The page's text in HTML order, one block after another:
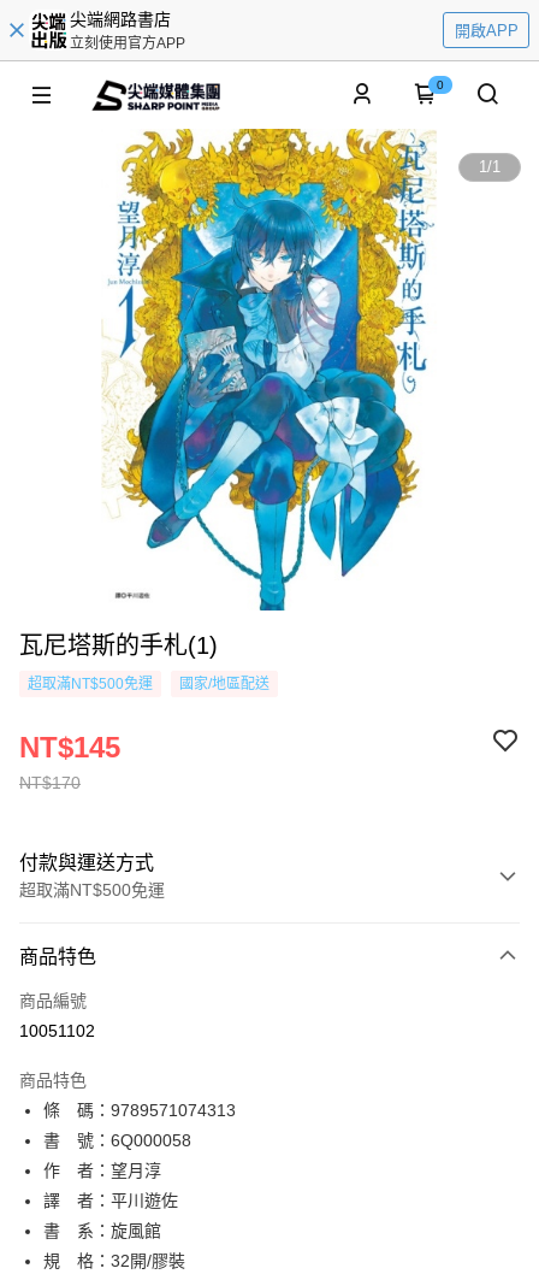
尖端網路書店
立刻使用官方APP
開啟APP
0
1/1
瓦尼塔斯的手札(1)
超取滿NT$500免運 國家/地區配送
NT$170
NT$145
付款與運送方式
超取滿NT$500免運
信用卡一次付款
超商取貨付款
相關說明
【關於「AFTEE先享後付」】
AFTEE先享後付是「在收到商品之後才付款」的支付方式。 讓您購物簡單
便利好安心！
１．簡單：不需註冊會員、不需綁卡、不需儲值。
２．便利：只要手機號碼，簡訊認證，即可結帳。
３．安心：先確認商品／服務後，再付款。
【「AFTEE先享後付」結帳流程】
ATM付款
運送方式
全家取貨付款
每筆NT$80，滿NT$500(含以上)免運費
商品特色
商品編號
10051102
商品特色
條 碼：9789571074313
書 號：6Q000058
作 者：望月淳
譯 者：平川遊佐
書 系：旋風館
規 格：32開/膠裝